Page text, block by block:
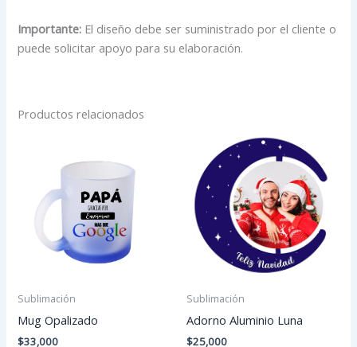
Importante: El diseño debe ser suministrado por el cliente o
puede solicitar apoyo para su elaboración.
Productos relacionados
Sublimación
Mug Opalizado
$33,000
Sublimación
Adorno Aluminio Luna
$25,000